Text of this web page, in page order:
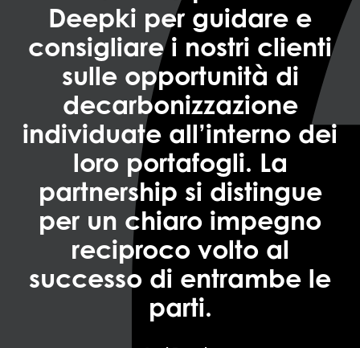
Deepki per guidare e
consigliare i nostri clienti
sulle opportunità di
decarbonizzazione
individuate all’interno dei
loro portafogli. La
partnership si distingue
per un chiaro impegno
reciproco volto al
successo di entrambe le
parti.